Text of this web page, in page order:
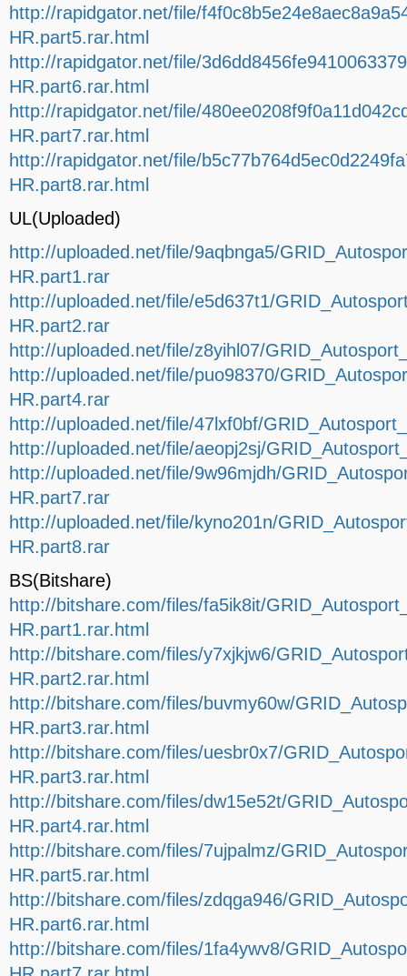
http://rapidgator.net/file/
HR.part5.rar.html
http://rapidgator.net/file/
HR.part6.rar.html
http://rapidgator.net/file/
HR.part7.rar.html
http://rapidgator.net/file/
HR.part8.rar.html
UL(Uploaded)
http://uploaded.net/file/9aqbnga5/
HR.part1.rar
http://uploaded.net/file/e5d637t1/
HR.part2.rar
http://uploaded.net/file/z8yihl07/
http://uploaded.net/file/puo98370/
HR.part4.rar
http://uploaded.net/file/47lxf0bf/
http://uploaded.net/file/aeopj2sj/
http://uploaded.net/file/9w96mjdh/
HR.part7.rar
http://uploaded.net/file/kyno201n/
HR.part8.rar
BS(Bitshare)
http://bitshare.com/files/fa5ik8it/
HR.part1.rar.html
http://bitshare.com/files/y7xjkjw6/
HR.part2.rar.html
http://bitshare.com/files/buvmy60w/
HR.part3.rar.html
http://bitshare.com/files/uesbr0x7/
HR.part3.rar.html
http://bitshare.com/files/dw15e52t/
HR.part4.rar.html
http://bitshare.com/files/7ujpalmz/
HR.part5.rar.html
http://bitshare.com/files/zdqga946/
HR.part6.rar.html
http://bitshare.com/files/1fa4ywv8/